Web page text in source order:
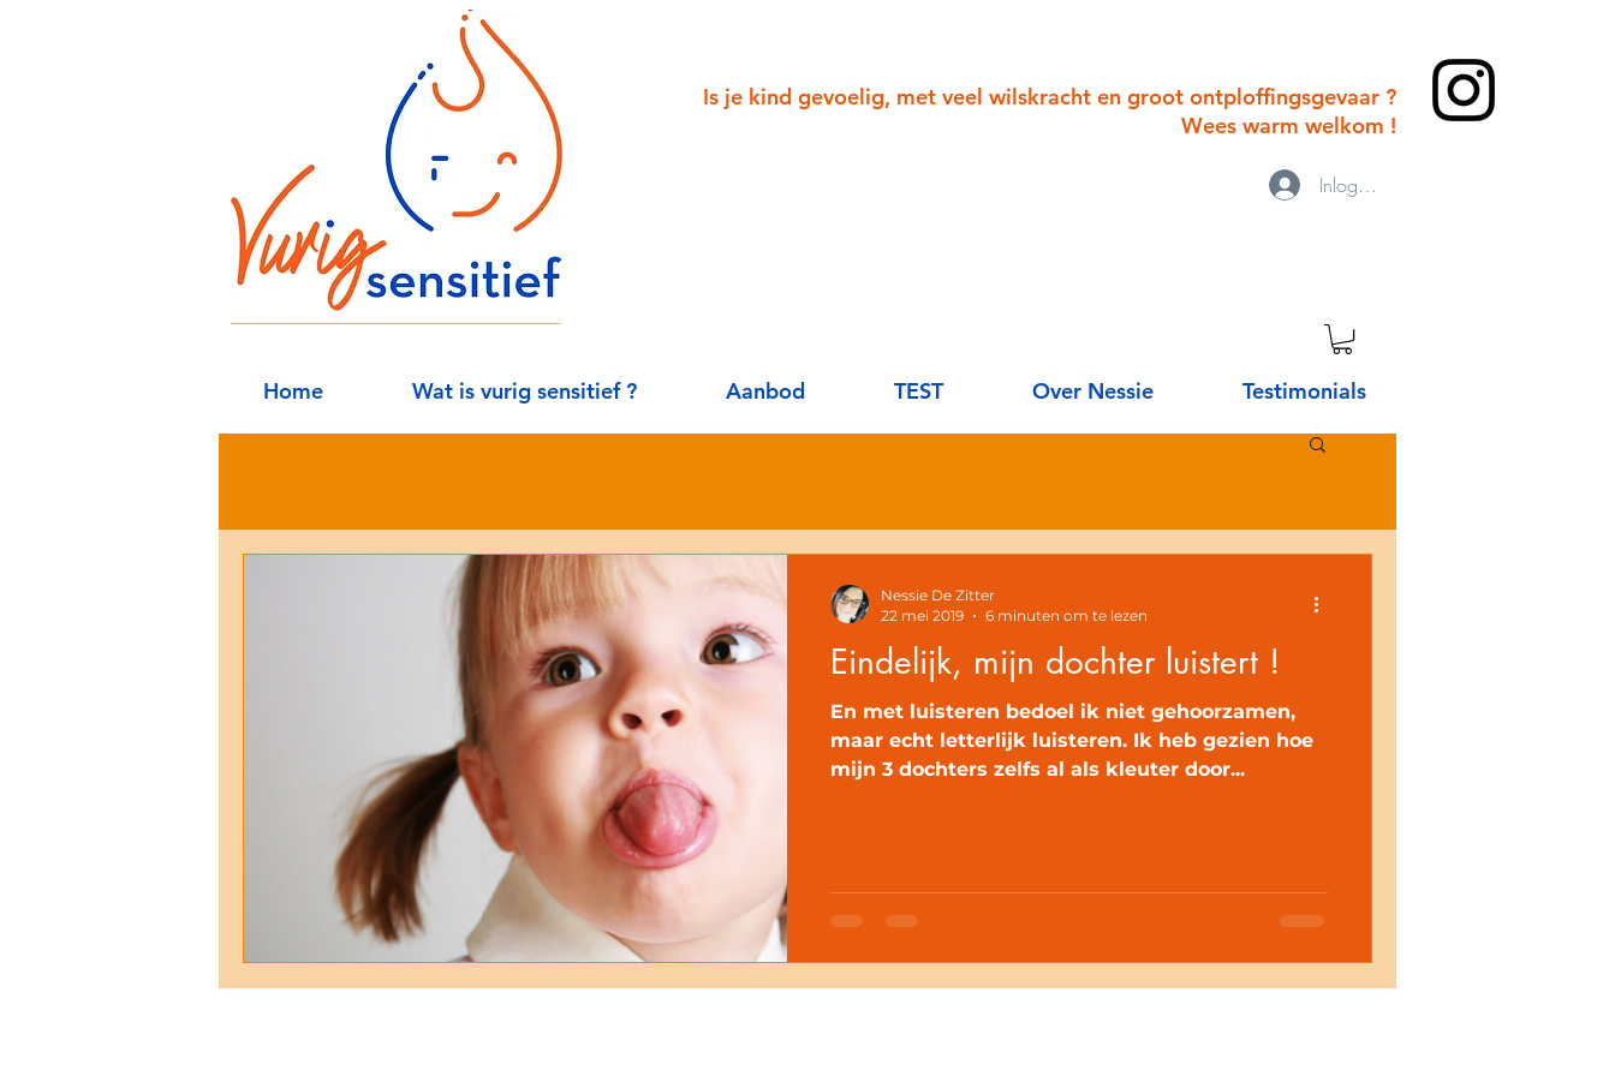
Is je kind gevoelig, met veel wilskracht en groot ontploffingsgevaar ?
Wees warm welkom !
Inloggen
Home Wat is vurig sensitief ? Aanbod TEST Over Nessie Testimonials
Eindelijk, mijn dochter luistert !
En met luisteren bedoel ik niet gehoorzamen,
maar echt letterlijk luisteren. Ik heb gezien hoe
mijn 3 dochters zelfs al als kleuter door...
Nessie De Zitter
22 mei 2019
6 minuten om te lezen